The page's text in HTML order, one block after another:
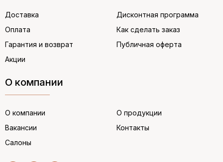
Доставка
Оплата
Гарантия и возврат
Акции
Дисконтная программа
Как сделать заказ
Публичная оферта
О компании
О компании
Вакансии
Салоны
О продукции
Контакты